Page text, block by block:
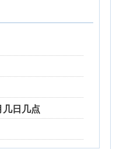
几日几点